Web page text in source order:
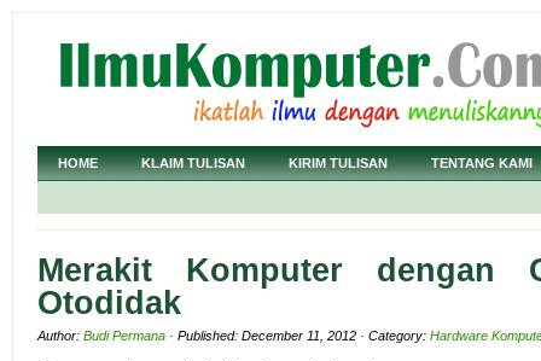
HOME KLAIM TULISAN KIRIM TULISAN TENTANG KAMI
Merakit Komputer dengan
Otodidak
Author: Budi Permana · Published: December 11, 2012 · Category: Hardware